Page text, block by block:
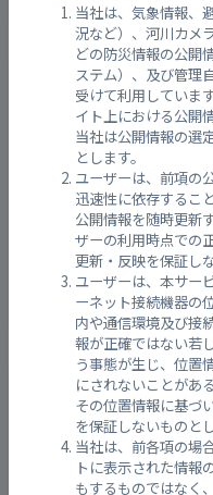
当社は、気象情報、
況など）、河川カメ
どの防災情報の公開
ステム）、及び管理
受けて利用していま
イト上における公開
当社は公開情報の選
とします。
ユーザーは、前項の
迅速性に依存するこ
公開情報を随時更新
ザーの利用時点での
更新・反映を保証し
ユーザーは、本サー
ーネット接続機器の
内や通信環境及び接
報が正確ではない若
う事態が生じ、位置
にされないことがあ
その位置情報に基づ
を保証しないものと
当社は、前各項の場
トに表示された情報
もするものではなく
二河川/呉市焼
二河川河川監視